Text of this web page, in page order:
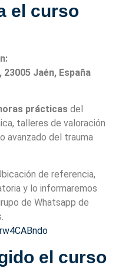
el curso
23005 Jaén, España
prácticas del
talleres de valoración
avanzado del trauma
de referencia,
y lo informaremos
de Whatsapp de
el curso